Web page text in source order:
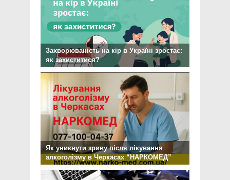
Захворюваність на кір в Україні зростає:
як захиститися?
Як уникнути зриву після лікування
алкоголізму в Черкасах “НАРКОМЕД”